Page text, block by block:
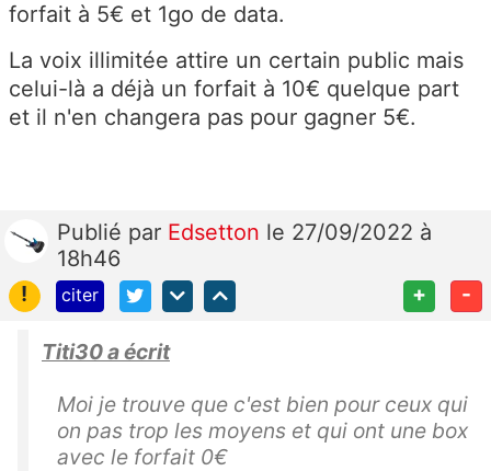
forfait à 5€ et 1go de data.
La voix illimitée attire un certain public mais
celui-là a déjà un forfait à 10€ quelque part
et il n'en changera pas pour gagner 5€.
Publié par Edsetton le 27/09/2022 à
18h46
!
citer + -
Titi30 a écrit
Moi je trouve que c'est bien pour ceux qui
on pas trop les moyens et qui ont une box
avec le forfait 0€